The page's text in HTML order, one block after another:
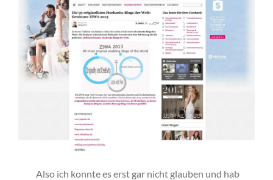
Also ich konnte es erst gar nicht glauben und hab